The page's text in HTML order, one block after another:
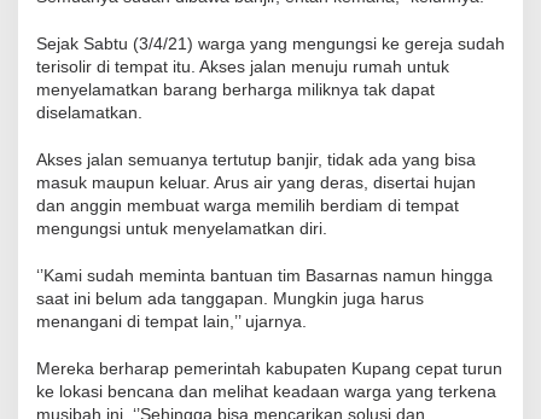
Sejak Sabtu (3/4/21) warga yang mengungsi ke gereja sudah
terisolir di tempat itu. Akses jalan menuju rumah untuk
menyelamatkan barang berharga miliknya tak dapat
diselamatkan.
Akses jalan semuanya tertutup banjir, tidak ada yang bisa
masuk maupun keluar. Arus air yang deras, disertai hujan
dan anggin membuat warga memilih berdiam di tempat
mengungsi untuk menyelamatkan diri.
‘’Kami sudah meminta bantuan tim Basarnas namun hingga
saat ini belum ada tanggapan. Mungkin juga harus
menangani di tempat lain,’’ ujarnya.
Mereka berharap pemerintah kabupaten Kupang cepat turun
ke lokasi bencana dan melihat keadaan warga yang terkena
musibah ini. ‘’Sehingga bisa mencarikan solusi dan